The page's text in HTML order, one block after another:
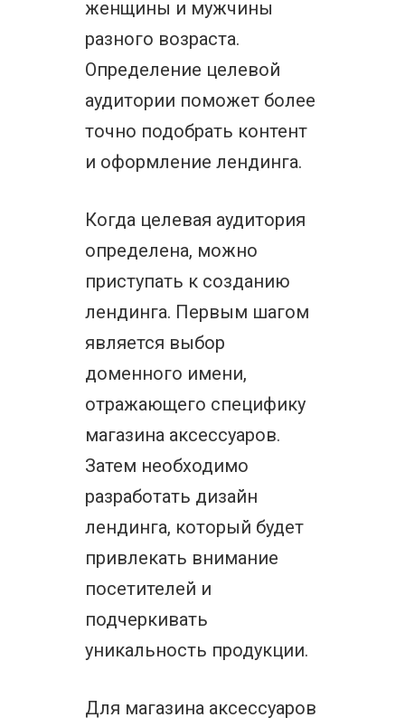
женщины и мужчины
разного возраста.
Определение целевой
аудитории поможет более
точно подобрать контент
и оформление лендинга.
Когда целевая аудитория
определена, можно
приступать к созданию
лендинга. Первым шагом
является выбор
доменного имени,
отражающего специфику
магазина аксессуаров.
Затем необходимо
разработать дизайн
лендинга, который будет
привлекать внимание
посетителей и
подчеркивать
уникальность продукции.
Для магазина аксессуаров